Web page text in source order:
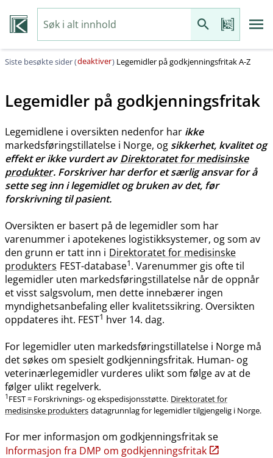
Siste besøkte sider (deaktiver) Legemidler på godkjenningsfritak A-Z
Legemidler på godkjenningsfritak
Legemidlene i oversikten nedenfor har ikke
markedsføringstillatelse i Norge, og sikkerhet, kvalitet og
effekt er ikke vurdert avDirektoratet for medisinske
produkter. Forskriver har derfor et særlig ansvar for å
sette seg inn i legemidlet og bruken av det, før
forskrivning til pasient.
Oversikten er basert på de legemidler som har
varenummer i apotekenes logistikksystemer, og som av
den grunn er tatt inn i Direktoratet for medisinske
produkters FEST-database1. Varenummer gis ofte til
legemidler uten markedsføringstillatelse når de oppnår
et visst salgsvolum, men dette innebærer ingen
myndighetsanbefaling eller kvalitetssikring. Oversikten
oppdateres iht. FEST1 hver 14. dag.
For legemidler uten markedsføringstillatelse i Norge må
det søkes om spesielt godkjenningsfritak. Human- og
veterinærlegemidler vurderes ulikt som følge av at de
følger ulikt regelverk.
1 FEST = Forskrivnings- og ekspedisjonsstøtte. Direktoratet for
medisinske produkters datagrunnlag for legemidler tilgjengelig i Norge.
For mer informasjon om godkjenningsfritak se
Informasjon fra DMP om godkjenningsfritak